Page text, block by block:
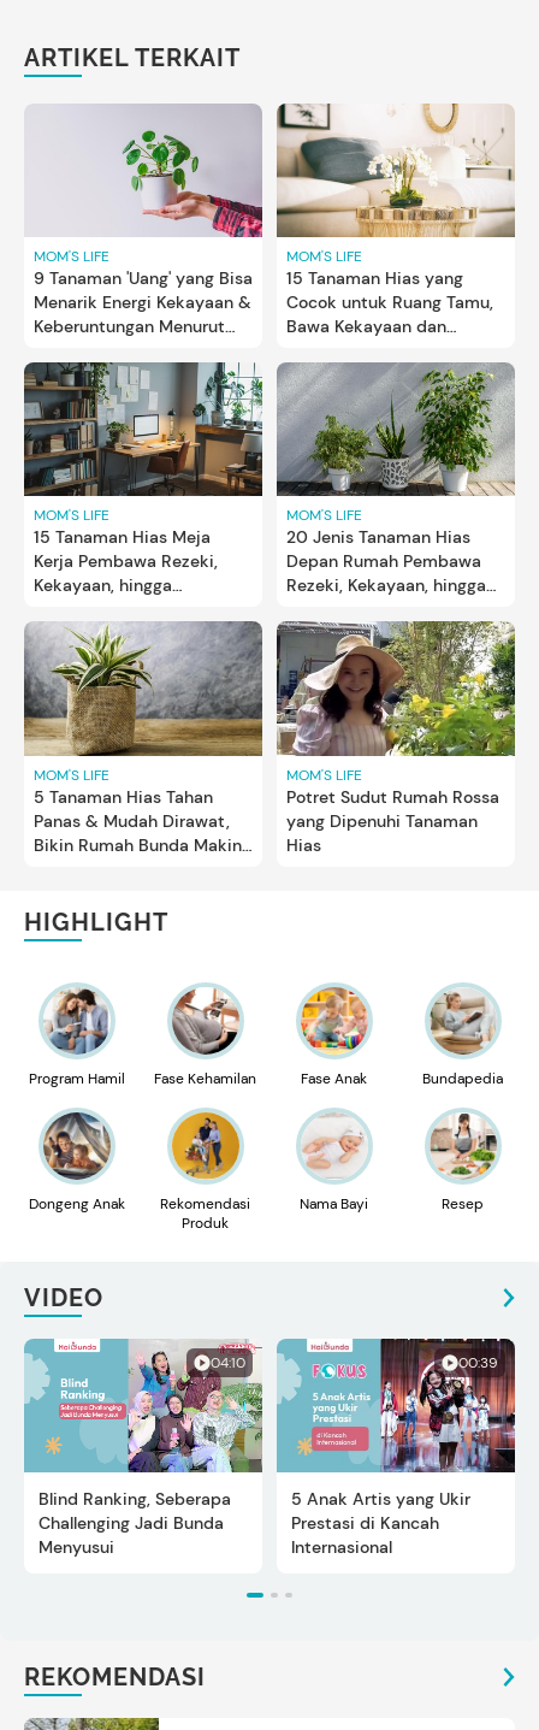
ARTIKEL TERKAIT
MOM'S LIFE
9 Tanaman 'Uang' yang Bisa
Menarik Energi Kekayaan &
Keberuntungan Menurut
MOM'S LIFE
15 Tanaman Hias yang
Cocok untuk Ruang Tamu,
Bawa Kekayaan dan
MOM'S LIFE
15 Tanaman Hias Meja
Kerja Pembawa Rezeki,
Kekayaan, hingga
MOM'S LIFE
20 Jenis Tanaman Hias
Depan Rumah Pembawa
Rezeki, Kekayaan, hingga
MOM'S LIFE
5 Tanaman Hias Tahan
Panas & Mudah Dirawat,
Bikin Rumah Bunda Makin
MOM'S LIFE
Potret Sudut Rumah Rossa
yang Dipenuhi Tanaman
Hias
HIGHLIGHT
Program Hamil Fase Kehamilan Fase Anak Bundapedia
Dongeng Anak
Rekomendasi
Produk
Nama Bayi Resep
VIDEO
04:10
Blind Ranking, Seberapa
Challenging Jadi Bunda
Menyusui
00:39
5 Anak Artis yang Ukir
Prestasi di Kancah
Internasional
REKOMENDASI